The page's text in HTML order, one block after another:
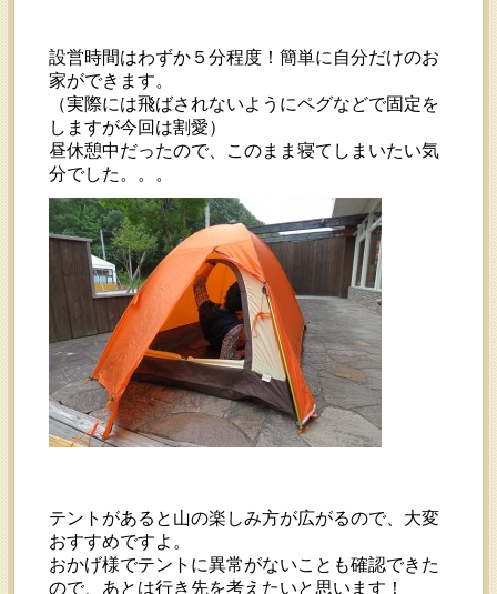
設営時間はわずか５分程度！簡単に自分だけのお
家ができます。
（実際には飛ばされないようにペグなどで固定を
しますが今回は割愛）
昼休憩中だったので、このまま寝てしまいたい気
分でした。。。
テントがあると山の楽しみ方が広がるので、大変
おすすめですよ。
おかげ様でテントに異常がないことも確認できた
ので、あとは行き先を考えたいと思います！